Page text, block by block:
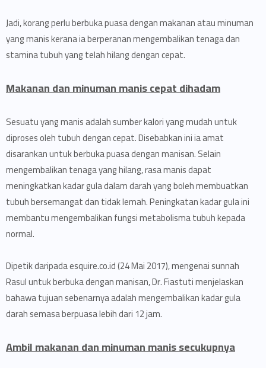
Jadi, korang perlu berbuka puasa dengan makanan atau minuman
yang manis kerana ia berperanan mengembalikan tenaga dan
stamina tubuh yang telah hilang dengan cepat.
Makanan dan minuman manis cepat dihadam
Sesuatu yang manis adalah sumber kalori yang mudah untuk
diproses oleh tubuh dengan cepat. Disebabkan ini ia amat
disarankan untuk berbuka puasa dengan manisan. Selain
mengembalikan tenaga yang hilang, rasa manis dapat
meningkatkan kadar gula dalam darah yang boleh membuatkan
tubuh bersemangat dan tidak lemah. Peningkatan kadar gula ini
membantu mengembalikan fungsi metabolisma tubuh kepada
normal.
Dipetik daripada esquire.co.id (24 Mai 2017), mengenai sunnah
Rasul untuk berbuka dengan manisan, Dr. Fiastuti menjelaskan
bahawa tujuan sebenarnya adalah mengembalikan kadar gula
darah semasa berpuasa lebih dari 12 jam.
Ambil makanan dan minuman manis secukupnya